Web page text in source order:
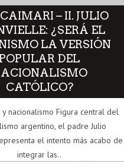
– II. JULIO
¿SERÁ EL
LA VERSIÓN
POPULAR DEL
CATÓLICO?
y nacionalismo Figura central del
argentino, el padre Julio
el intento más acabo de
integrar las..